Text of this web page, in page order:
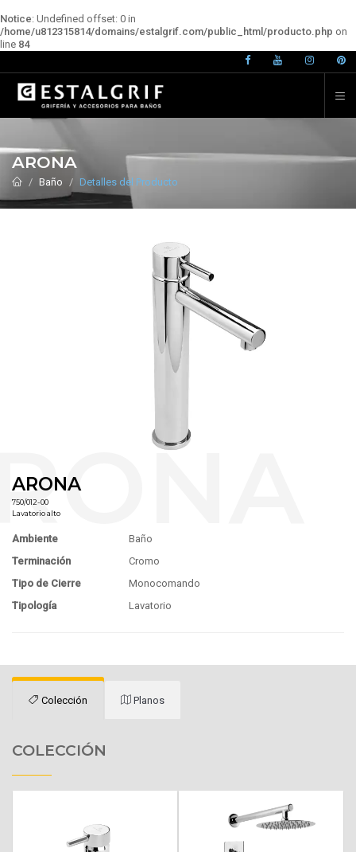
Notice: Undefined offset: 0 in
/home/u812315814/domains/estalgrif.com/public_html/producto.php on
line 84
ARONA
Baño Detalles del Producto
ARONA
750/012-00
Lavatorio alto
Ambiente
Baño
Terminación
Cromo
Tipo de Cierre
Monocomando
Tipología
Lavatorio
Colección Planos
COLECCIÓN